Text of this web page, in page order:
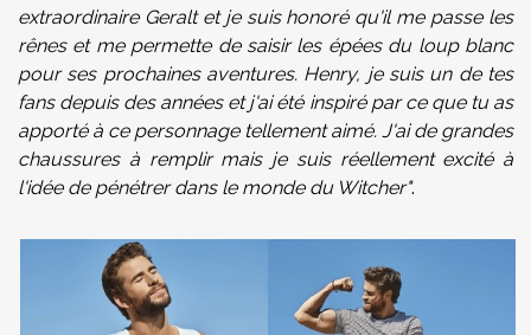
extraordinaire Geralt et je suis honoré qu'il me passe les
rênes et me permette de saisir les épées du loup blanc
pour ses prochaines aventures. Henry, je suis un de tes
fans depuis des années et j'ai été inspiré par ce que tu as
apporté à ce personnage tellement aimé. J'ai de grandes
chaussures à remplir mais je suis réellement excité à
l'idée de pénétrer dans le monde du Witcher".